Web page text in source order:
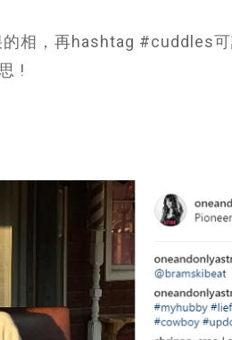
相，再hashtag #cuddles
!